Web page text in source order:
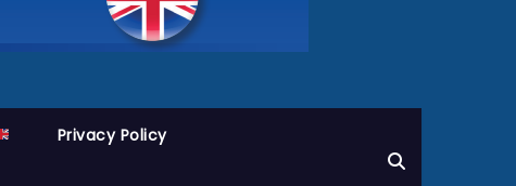
Privacy Policy